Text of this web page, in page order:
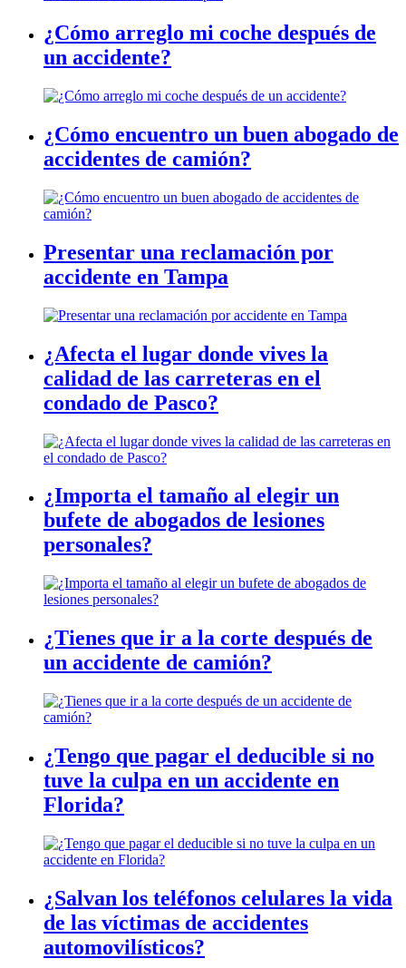
¿Cómo arreglo mi coche después de
un accidente?
¿Cómo encuentro un buen abogado de
accidentes de camión?
Presentar una reclamación por
accidente en Tampa
¿Afecta el lugar donde vives la
calidad de las carreteras en el
condado de Pasco?
¿Importa el tamaño al elegir un
bufete de abogados de lesiones
personales?
¿Tienes que ir a la corte después de
un accidente de camión?
¿Tengo que pagar el deducible si no
tuve la culpa en un accidente en
Florida?
¿Salvan los teléfonos celulares la vida
de las víctimas de accidentes
automovilísticos?